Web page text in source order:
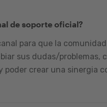
de soporte oficial?
para que la
sus dudas/problemas,
poder crear una sinergia